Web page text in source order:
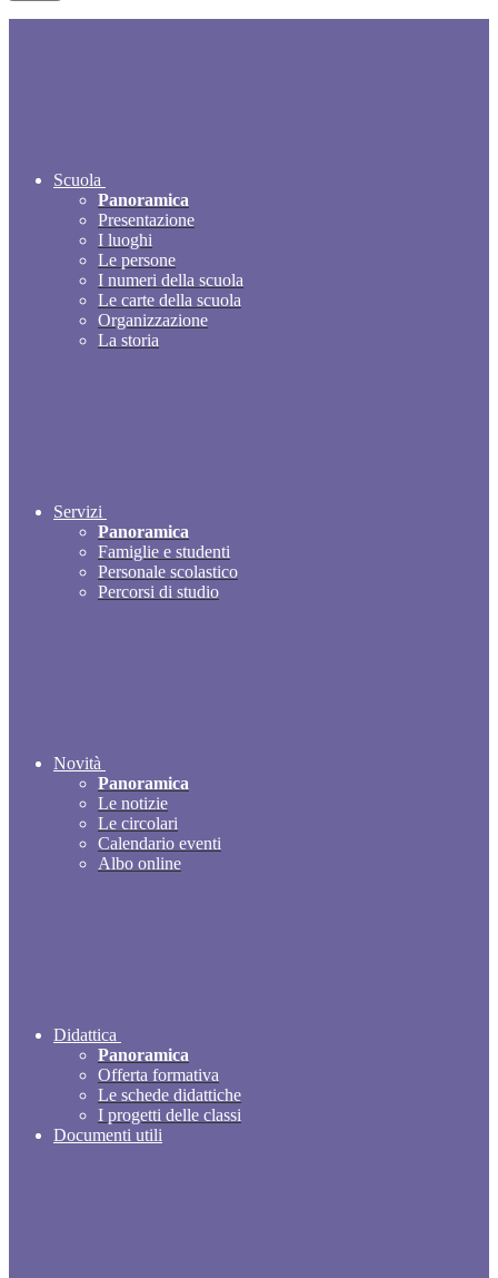
Scuola
Panoramica
Presentazione
I luoghi
Le persone
I numeri della scuola
Le carte della scuola
Organizzazione
La storia
Servizi
Panoramica
Famiglie e studenti
Personale scolastico
Percorsi di studio
Novità
Panoramica
Le notizie
Le circolari
Calendario eventi
Albo online
Didattica
Panoramica
Offerta formativa
Le schede didattiche
I progetti delle classi
Documenti utili